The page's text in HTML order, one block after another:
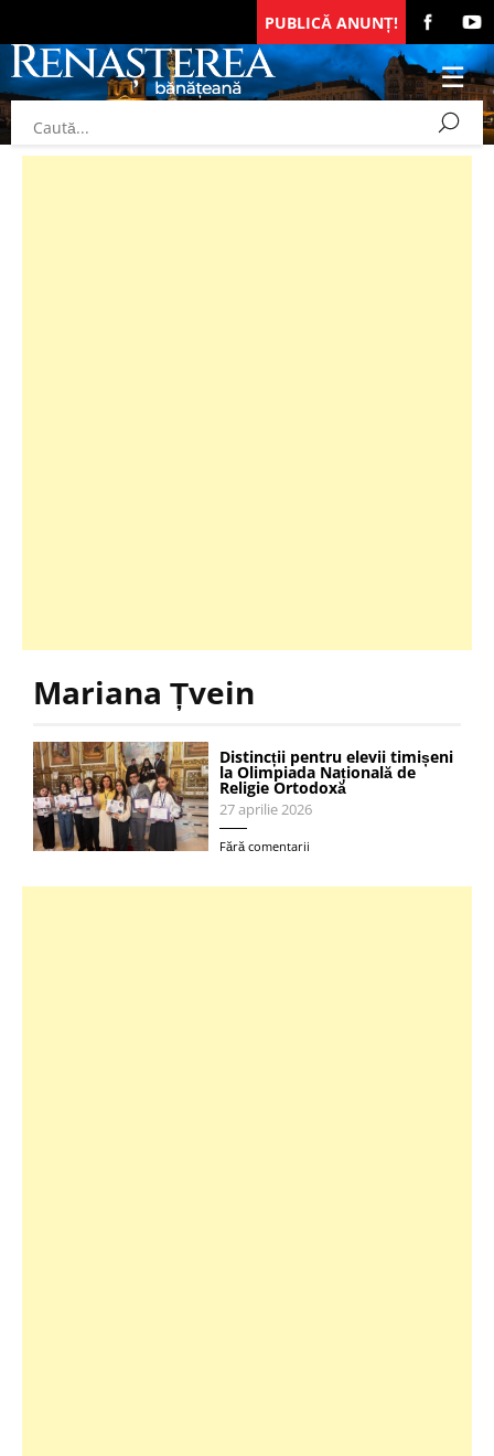
PUBLICĂ ANUNȚ!
Mariana Țvein
Distincții pentru elevii timișeni
la Olimpiada Națională de
Religie Ortodoxă
27 aprilie 2026
Fără comentarii